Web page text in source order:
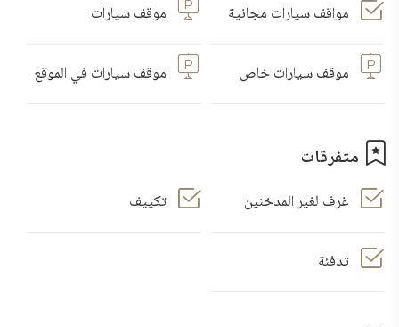
مواقف سيارات مجانية موقف سيارات
موقف سيارات خاص موقف سيارات في الموقع
متفرقات
غرف لغير المدخنين تكييف
تدفئة